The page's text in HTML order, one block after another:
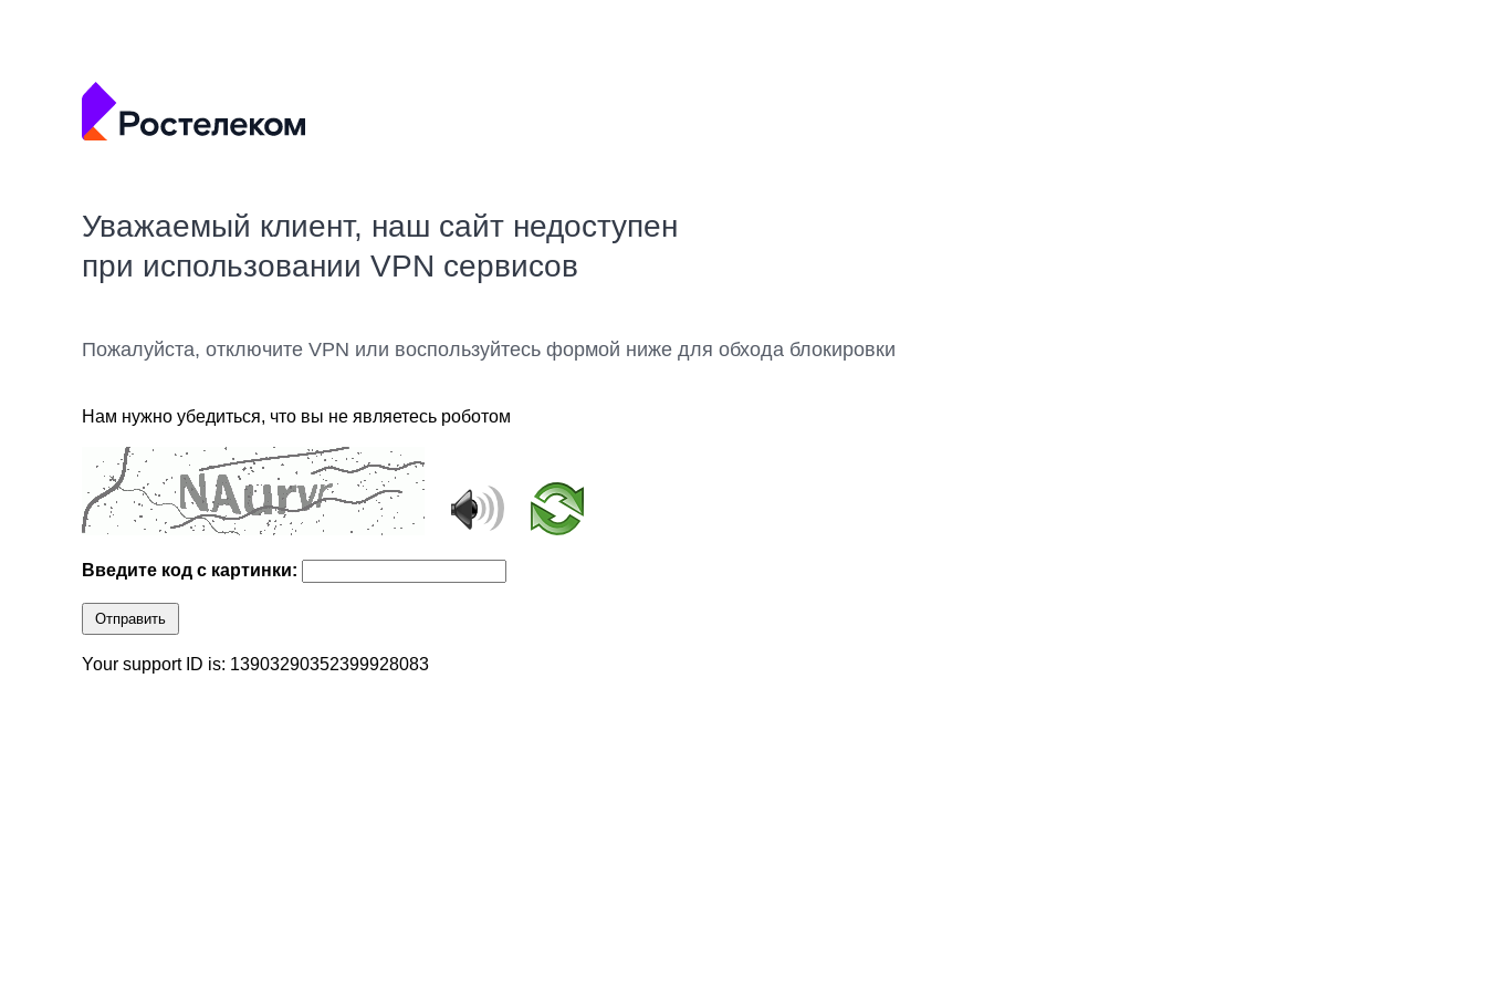
Уважаемый клиент, наш сайт недоступен
при использовании VPN сервисов
Пожалуйста, отключите VPN или воспользуйтесь формой ниже для обхода блокировки
Нам нужно убедиться, что вы не являетесь роботом
Введите код с картинки:
Отправить
Your support ID is: 13903290352399928083